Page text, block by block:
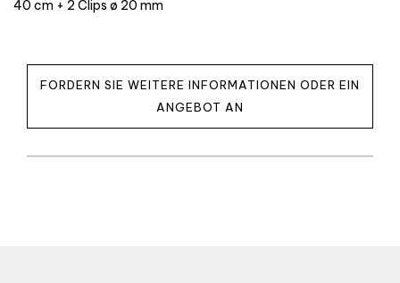
40 cm + 2 Clips ø 20 mm
FORDERN SIE WEITERE INFORMATIONEN ODER EIN
ANGEBOT AN